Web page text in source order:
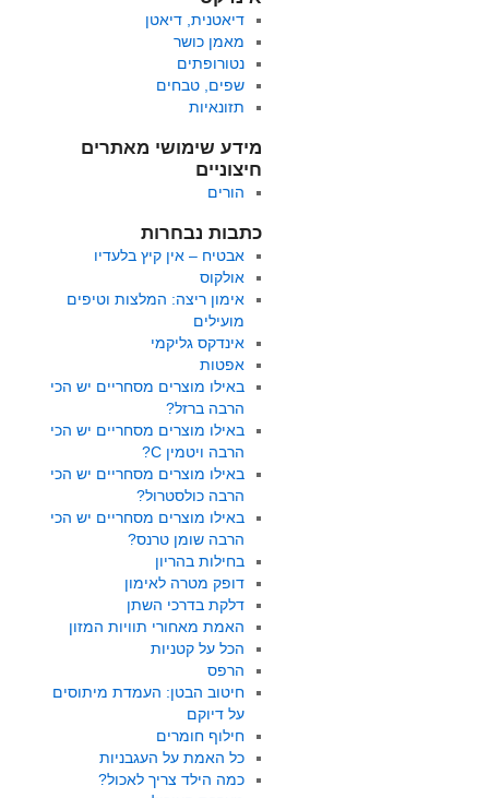
דיאטנית, דיאטן
מאמן כושר
נטורופתים
שפים, טבחים
תזונאיות
מידע שימושי מאתרים
חיצוניים
הורים
כתבות נבחרות
אבטיח – אין קיץ בלעדיו
אולקוס
אימון ריצה: המלצות וטיפים
מועילים
אינדקס גליקמי
אפטות
באילו מוצרים מסחריים יש הכי
הרבה ברזל?
באילו מוצרים מסחריים יש הכי
הרבה ויטמין C?
באילו מוצרים מסחריים יש הכי
הרבה כולסטרול?
באילו מוצרים מסחריים יש הכי
הרבה שומן טרנס?
בחילות בהריון
דופק מטרה לאימון
דלקת בדרכי השתן
האמת מאחורי תוויות המזון
הכל על קטניות
הרפס
חיטוב הבטן: העמדת מיתוסים
על דיוקם
חילוף חומרים
כל האמת על העגבניות
כמה הילד צריך לאכול?